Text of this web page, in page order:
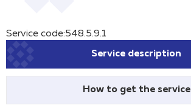
Service code:548.5.9.1
Service description
How to get the service